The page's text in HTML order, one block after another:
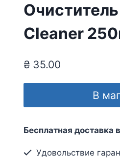
Cleaner
₴35.00
В
Бесплатная доставка
Удовольствие